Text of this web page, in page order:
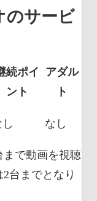
のサービ
続ポイ
ント
アダル
ト
なし
まで動画を視聴
台までとなり